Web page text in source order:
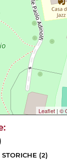
Leaflet | ©
(2)